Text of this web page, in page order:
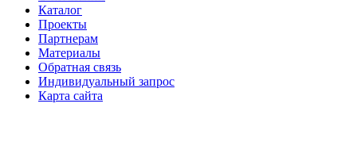
Каталог
Проекты
Партнерам
Материалы
Обратная связь
Индивидуальный запрос
Карта сайта